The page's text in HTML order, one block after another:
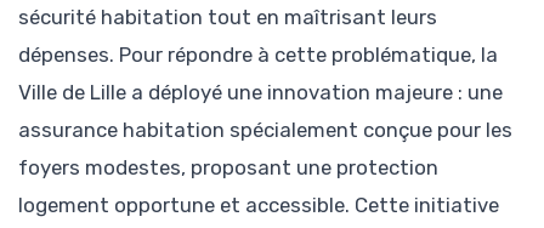
sécurité habitation tout en maîtrisant leurs
dépenses. Pour répondre à cette problématique, la
Ville de Lille a déployé une innovation majeure : une
assurance habitation spécialement conçue pour les
foyers modestes, proposant une protection
logement opportune et accessible. Cette initiative